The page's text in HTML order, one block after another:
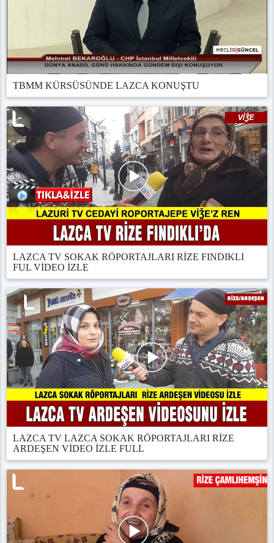
TBMM KÜRSÜSÜNDE LAZCA KONUŞTU
LAZCA TV SOKAK RÖPORTAJLARI RİZE FINDIKLI
FUL VİDEO İZLE
LAZCA TV LAZCA SOKAK RÖPORTAJLARI RİZE
ARDEŞEN VİDEO İZLE FULL